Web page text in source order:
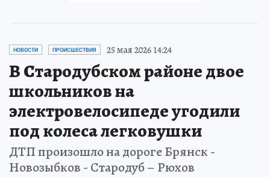
НОВОСТИ ПРОИСШЕСТВИЯ 25 мая 2026 14:24
В Стародубском районе двое
школьников на
электровелосипеде угодили
под колеса легковушки
ДТП произошло на дороге Брянск -
Новозыбков - Стародуб – Рюхов